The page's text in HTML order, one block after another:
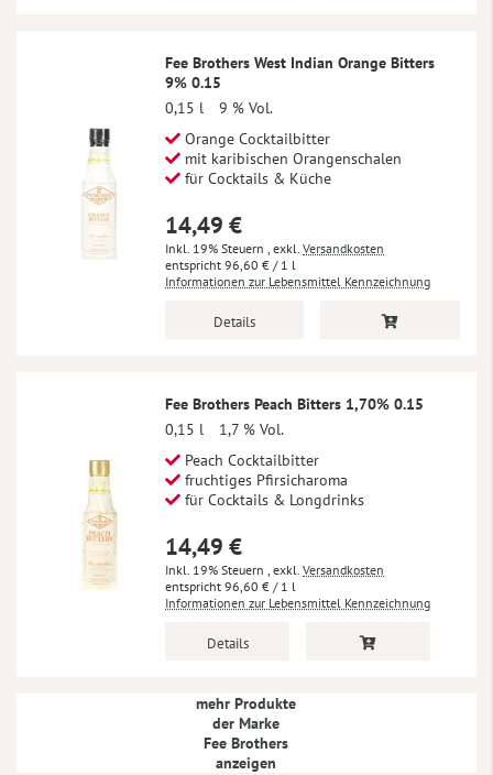
Fee Brothers West Indian Orange Bitters
9% 0.15
0,15 l
9 % Vol.
Orange Cocktailbitter
mit karibischen Orangenschalen
für Cocktails & Küche
14,49 €
Inkl. 19% Steuern , exkl. Versandkosten
96,60 € / 1 l
Informationen zur Lebensmittel Kennzeichnung
Details
Fee Brothers Peach Bitters 1,70% 0.15
0,15 l
1,7 % Vol.
Peach Cocktailbitter
fruchtiges Pfirsicharoma
für Cocktails & Longdrinks
14,49 €
Inkl. 19% Steuern , exkl. Versandkosten
96,60 € / 1 l
Informationen zur Lebensmittel Kennzeichnung
Details
mehr Produkte
der Marke
Fee Brothers
anzeigen